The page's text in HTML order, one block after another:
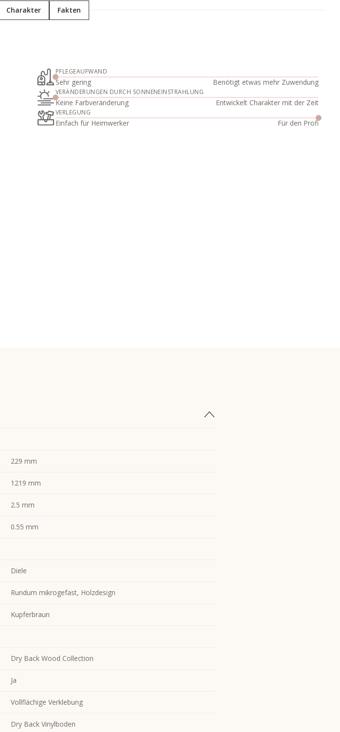
Charakter Fakten
PFLEGEAUFWAND
Sehr gering Benötigt etwas mehr Zuwendung
VERÄNDERUNGEN DURCH SONNENEINSTRAHLUNG
Keine Farbveränderung Entwickelt Charakter mit der Zeit
VERLEGUNG
Einfach für Heimwerker Für den Profi
229 mm
1219 mm
2.5 mm
0.55 mm
Diele
Rundum mikrogefast, Holzdesign
Kupferbraun
Dry Back Wood Collection
Ja
Vollflächige Verklebung
Dry Back Vinylboden